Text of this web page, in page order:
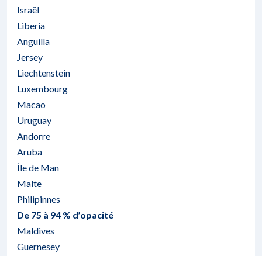
Israël
Liberia
Anguilla
Jersey
Liechtenstein
Luxembourg
Macao
Uruguay
Andorre
Aruba
Île de Man
Malte
Philipinnes
De 75 à 94 % d’opacité
Maldives
Guernesey